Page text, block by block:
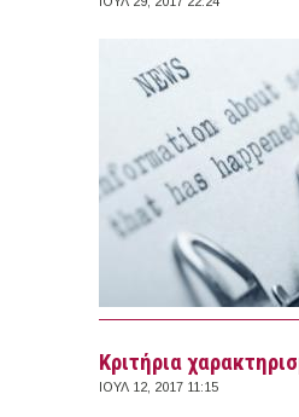
Κριτήρια
ΙΟΥΛ 12, 2017 11:15